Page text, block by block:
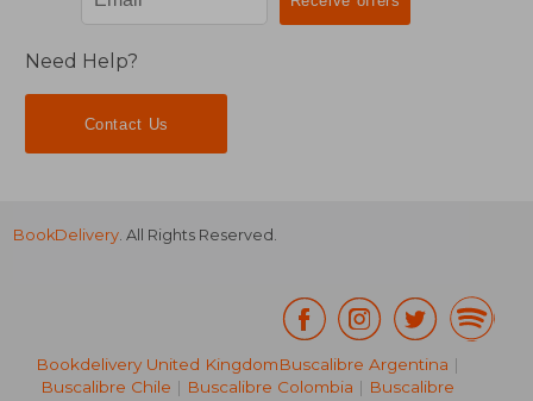
Need Help?
Contact Us
BookDelivery. All Rights Reserved.
Bookdelivery United KingdomBuscalibre Argentina |
Buscalibre Chile | Buscalibre Colombia | Buscalibre